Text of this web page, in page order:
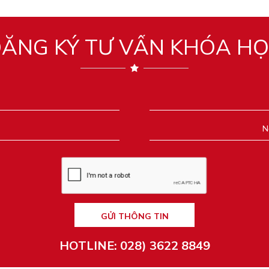
KÝ TƯ VẤN KHÓA
GỬI THÔNG TIN
HOTLINE: 028) 3622 8849